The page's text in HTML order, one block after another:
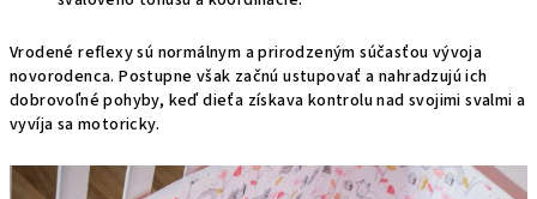
Vrodené reflexy sú normálnym a prirodzeným súčasťou vývoja
novorodenca. Postupne však začnú ustupovať a nahradzujú ich
dobrovoľné pohyby, keď dieťa získava kontrolu nad svojimi svalmi a
vyvíja sa motoricky.